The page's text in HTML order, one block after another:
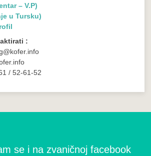
– V.P)
u Tursku)
:
/ 52-61-52
se i na zvaničnoj facebook